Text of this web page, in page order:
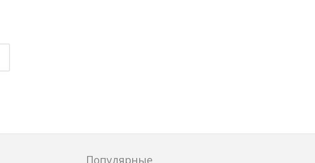
Популярные